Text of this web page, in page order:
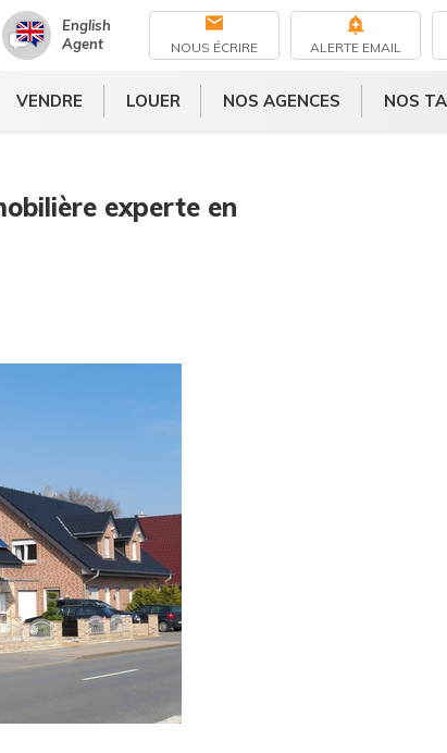
English
Agent
NOUS ÉCRIRE ALERTE EMAIL
VENDRE
LOUER
NOS AGENCES
NOS
experte en